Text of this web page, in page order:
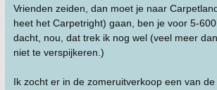
Vrienden zeiden, dan moet je naar
heet het Carpetright) gaan, ben je voor 5-
dacht, nou, dat trek ik nog wel (veel meer
niet te verspijkeren.)
Ik zocht er in de zomeruitverkoop een van